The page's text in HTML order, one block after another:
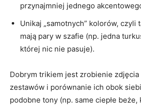
przynajmniej jednego
Unikaj „samotnych” kolorów, czyli
mają pary w szafie (np. jedna
której nic nie pasuje).
Dobrym trikiem jest zrobienie zdjęcia
zestawów i porównanie ich obok
podobne tony (np. same ciepłe beże,